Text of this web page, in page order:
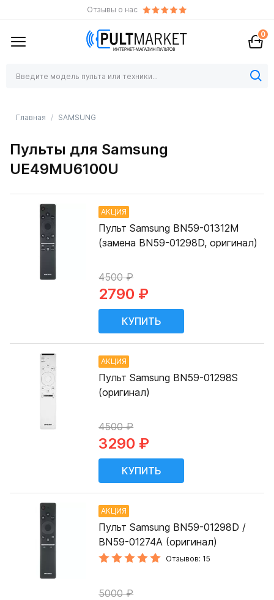
Отзывы о нас
0
Главная SAMSUNG
Пульты для Samsung
UE49MU6100U
АКЦИЯ
Пульт Samsung BN59-01312M
(замена BN59-01298D, оригинал)
4500 ₽
2790 ₽
АКЦИЯ
Пульт Samsung BN59-01298S
(оригинал)
4500 ₽
3290 ₽
АКЦИЯ
Пульт Samsung BN59-01298D /
BN59-01274A (оригинал)
Отзывов: 15
5000 ₽